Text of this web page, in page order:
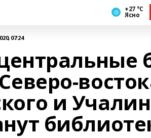
+27 °С
Ясно
07:24
и